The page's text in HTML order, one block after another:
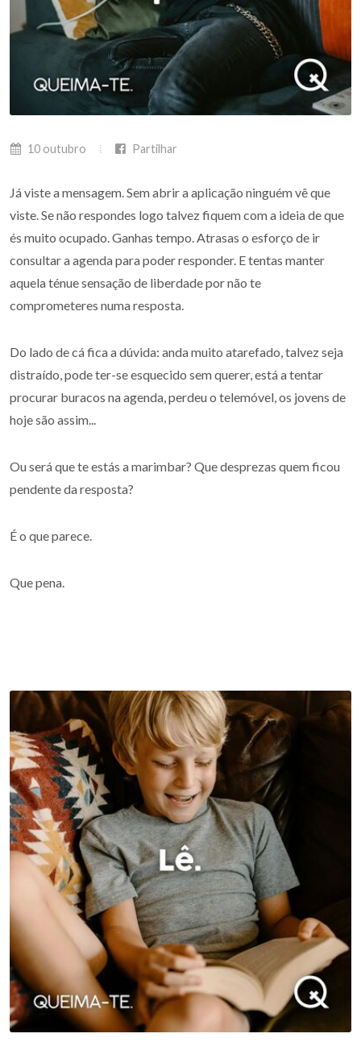
10 outubro Partilhar
Já viste a mensagem. Sem abrir a aplicação ninguém vê que
viste. Se não respondes logo talvez fiquem com a ideia de que
és muito ocupado. Ganhas tempo. Atrasas o esforço de ir
consultar a agenda para poder responder. E tentas manter
aquela ténue sensação de liberdade por não te
comprometeres numa resposta.
Do lado de cá fica a dúvida: anda muito atarefado, talvez seja
distraído, pode ter-se esquecido sem querer, está a tentar
procurar buracos na agenda, perdeu o telemóvel, os jovens de
hoje são assim...
Ou será que te estás a marimbar? Que desprezas quem ficou
pendente da resposta?
É o que parece.
Que pena.